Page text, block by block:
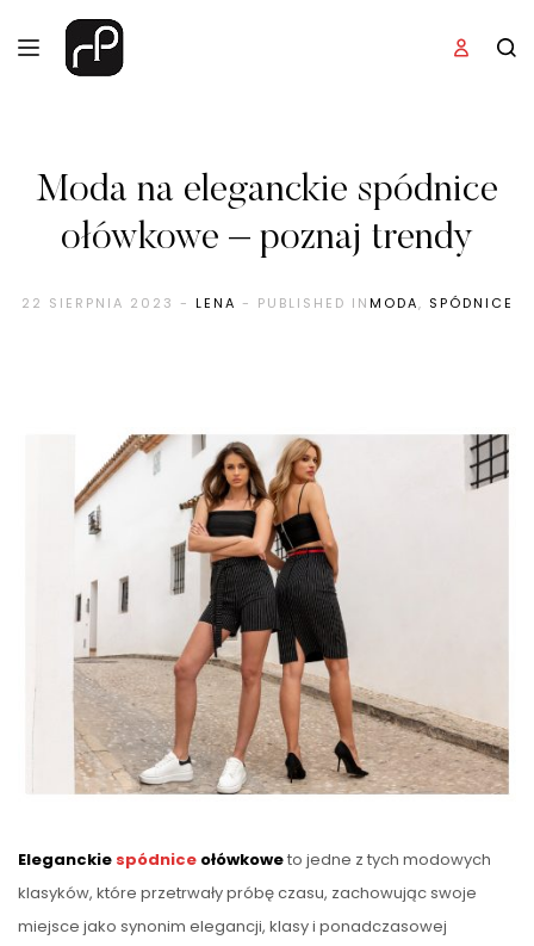
Moda na eleganckie spódnice
ołówkowe – poznaj trendy
22 SIERPNIA 2023 - LENA - PUBLISHED INMODA, SPÓDNICE
Eleganckie spódnice ołówkoweto jedne z tych modowych
klasyków, które przetrwały próbę czasu, zachowując swoje
miejsce jako synonim elegancji, klasy i ponadczasowej